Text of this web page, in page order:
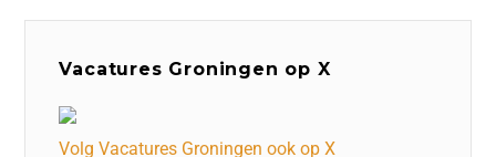
Vacatures Groningen op X
Volg Vacatures Groningen ook op X